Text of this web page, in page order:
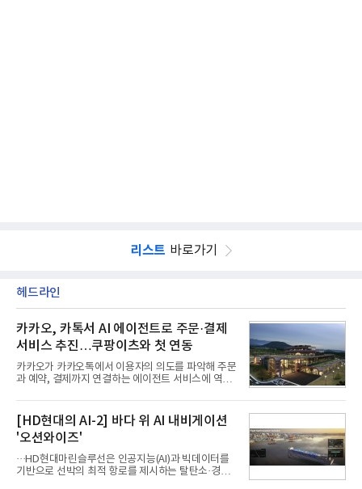
리스트 바로가기
헤드라인
카카오, 카톡서 AI 에이전트로 주문·결제
서비스 추진…쿠팡이츠와 첫 연동
카카오가 카카오톡에서 이용자의 의도를 파악해 주문
과 예약, 결제까지 연결하는 에이전트 서비스에 역량
행 등으로 적용 범위를 넓혀 AI를 새로운 톡비즈 성장
축으로 만들겠다는 구상이다.정신아 카카오 대표는 6
일 열린 2분기 실적 발표 컨퍼런스콜에서 "AI는 톡비
즈 성장 재점화의 핵심이자 주요 매출원으로 자리 잡
을 것"이라며 이같은 AI 사업 전략을 공개했다. 카카
오는 이날 함께 발표한 2분기 연결 매출이 전년 동기
대비 9% 증가한 2조985억원, 영업이익은 36% 늘어
[HD현대의 AI-2] 바다 위 AI 내비게이션
'오션와이즈'
···HD현대마린슬루선은 인공지능(AI)과 빅데이터를
기반으로 선박의 최적 항로를 제시하는 탈탄소·경제